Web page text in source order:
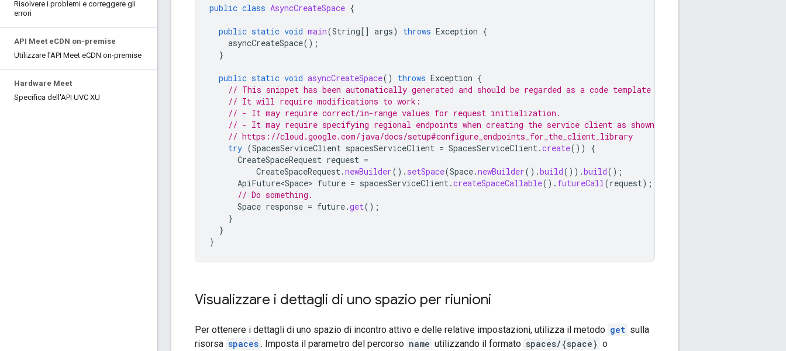
Risolvere i problemi e correggere gli
errori
API Meet eCDN on-premise
Utilizzare l'API Meet eCDN on-premise
Hardware Meet
Specifica dell'API UVC XU
public class AsyncCreateSpace {
public static void main(String[] args) throws Exception {
asyncCreateSpace();
}
public static void asyncCreateSpace() throws Exception {
// This snippet has been automatically generated and should be regarded as a code template only.
// It will require modifications to work:
// - It may require correct/in-range values for request initialization.
// - It may require specifying regional endpoints when creating the service client as shown in
// https://cloud.google.com/java/docs/setup#configure_endpoints_for_the_client_library
try (SpacesServiceClient spacesServiceClient = SpacesServiceClient.create())
{
CreateSpaceRequest request =
CreateSpaceRequest.newBuilder(). setSpace(Space.newBuilder().build()).build();
ApiFuture<Space> future = spacesServiceClient.createSpaceCallable(). futureCall(request);
// Do something.
Space response = future.get();
}
}
}
Visualizzare i dettagli di uno spazio per riunioni
Per ottenere i dettagli di uno spazio di incontro attivo e delle relative impostazioni, utilizza il metodo get sulla
risorsa spaces . Imposta il parametro del percorso name utilizzando il formato spaces/{space} o